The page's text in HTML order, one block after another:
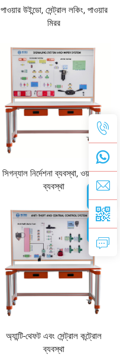
পাওয়ার উইন্ডো, সেন্ট্রাল লকিং, পাওয়ার
মিরর
সিগন্যাল নির্দেশনা ব্যবস্থা, ওয়াইপার
ব্যবস্থা
অ্যান্টি-থেফট এবং সেন্ট্রাল কন্ট্রোল
ব্যবস্থা